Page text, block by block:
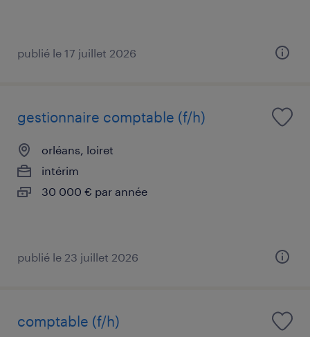
publié le 17 juillet 2026
gestionnaire comptable (f/h)
orléans, loiret
intérim
30 000 € par année
publié le 23 juillet 2026
comptable (f/h)